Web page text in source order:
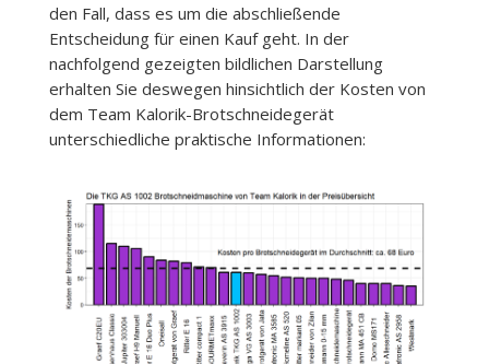
den Fall, dass es um die abschließende
Entscheidung für einen Kauf geht. In der
nachfolgend gezeigten bildlichen Darstellung
erhalten Sie deswegen hinsichtlich der Kosten von
dem Team Kalorik-Brotschneidegerät
unterschiedliche praktische Informationen: